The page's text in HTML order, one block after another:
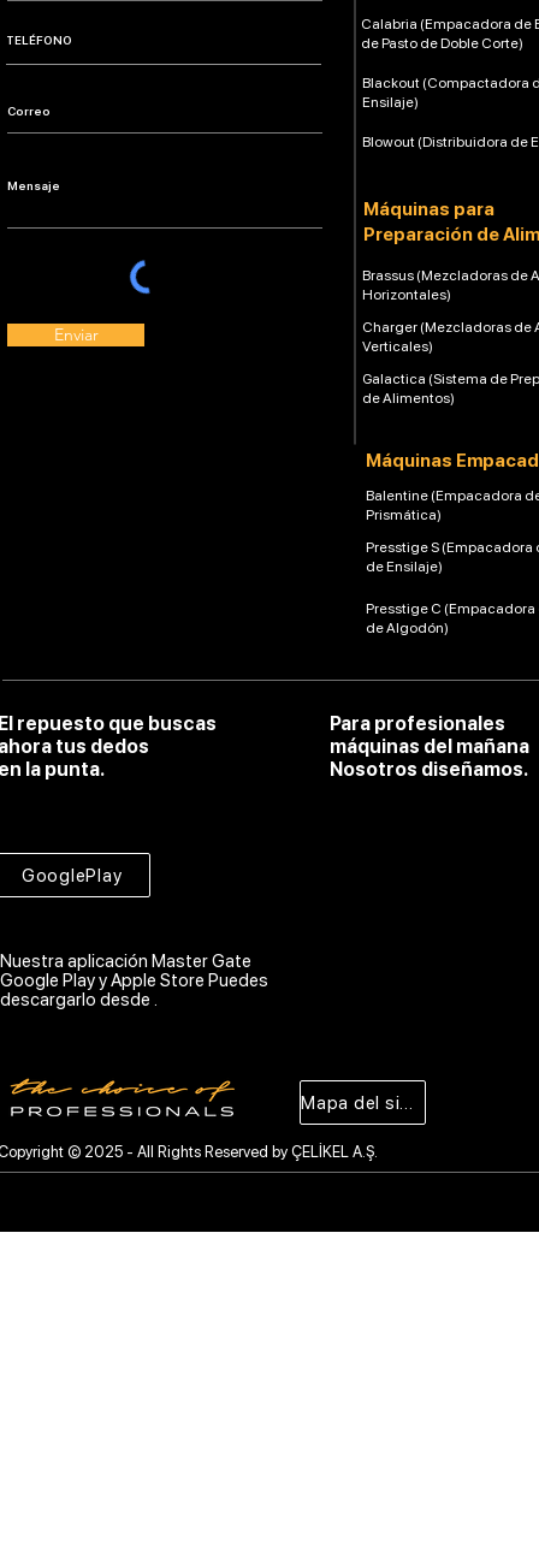
Enviar
Calabria (Empacadora de
de Pasto de Doble Corte)
Blackout (Compactadora
Ensilaje)
Blowout (Distribuidora de
Máquinas para
Preparación de
Brassus (Mezcladoras de
Horizontales)
Charger (Mezcladoras de
Verticales)
Galactica (Sistema de
de Alimentos)
Máquinas
Balentine (Empacadora
Prismática)
Presstige S (Empacadora
de Ensilaje)
Presstige C (Empacadora
de Algodón)
repuesto que buscas
tus dedos
la punta.
Para profesionales
máquinas del mañana
Nosotros diseñamos.
GooglePlay
Nuestra aplicación Master Gate
Google Play y Apple Store Puedes
descargarlo desde .
© 2025 - All Rights Reserved by ÇELİKEL A.Ş.